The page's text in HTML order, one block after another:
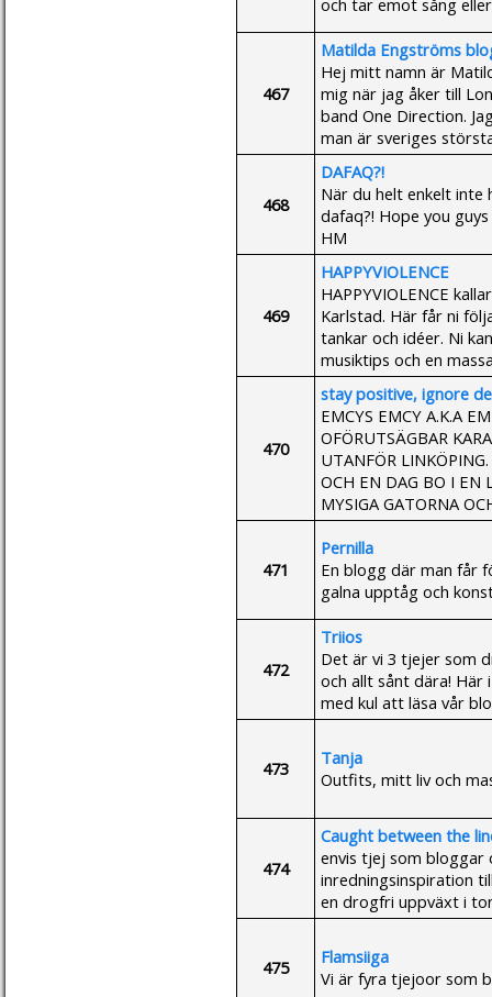
467
Matilda Engströms
Hej mitt namn är
mig när jag åker till
band One Direction.
man är sveriges
468
DAFAQ?!
När du helt enkelt inte
dafaq?! Hope you
HM
469
HAPPYVIOLENCE
HAPPYVIOLENCE
Karlstad. Här får ni
tankar och idéer. Ni
musiktips och en
470
stay positive, ignore
EMCYS EMCY A.K.A
OFÖRUTSÄGBAR
UTANFÖR
OCH EN DAG BO I EN
MYSIGA GATORNA
471
Pernilla
En blogg där man får
galna upptåg och
472
Triios
Det är vi 3 tjejer som
och allt sånt dära! Här
med kul att läsa vår
473
Tanja
Outfits, mitt liv och
474
Caught between the
envis tjej som bloggar
inredningsinspiration
en drogfri uppväxt i
475
Flamsiiga
Vi är fyra tjejoor som